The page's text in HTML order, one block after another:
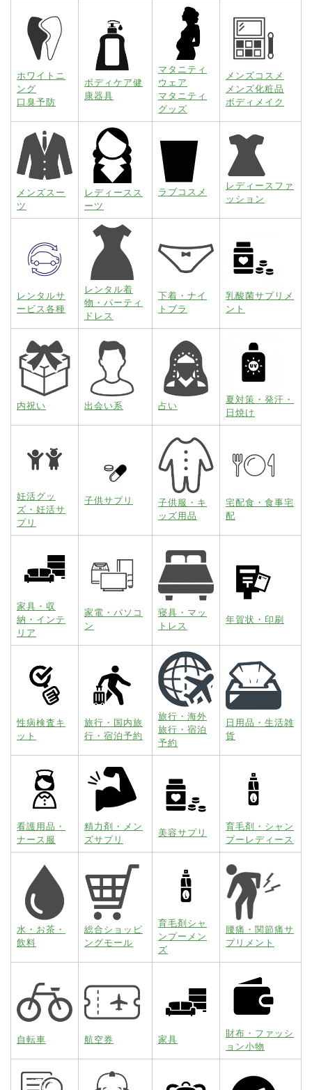
ホワイトニ
ング
口臭予防
ボディケア健
康器具
マタニティ
ウェア
マタニティ
グッズ
メンズコスメ
メンズ化粧品
ボディメイク
メンズスー
ツ
レディースス
ーツ
ラブコスメ
レディースファ
ッション
レンタルサ
ービス各種
レンタル着
物・パーティ
ドレス
下着・ナイ
トブラ
乳酸菌サプリメ
ント
内祝い 出会い系 占い
夏対策・発汗・
日焼け
妊活グッ
ズ・妊活サ
プリ
子供サプリ
子供服・キ
ッズ用品
宅配食・食事宅
配
家具・収
納・インテ
リア
家電・パソコ
ン
寝具・マッ
トレス
年賀状・印刷
性病検査キ
ット
旅行・国内旅
行・宿泊予約
旅行・海外
旅行・宿泊
予約
日用品・生活雑
貨
看護用品・
ナース服
精力剤・メン
ズサプリ
美容サプリ
育毛剤・シャン
プーレディース
水・お茶・
飲料
総合ショッピ
ングモール
育毛剤シャ
ンプーメン
ズ
腰痛・関節痛サ
プリメント
自転車 航空券 家具
財布・ファッシ
ョン小物